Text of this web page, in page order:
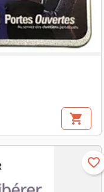
shopping_cart
favorite_border